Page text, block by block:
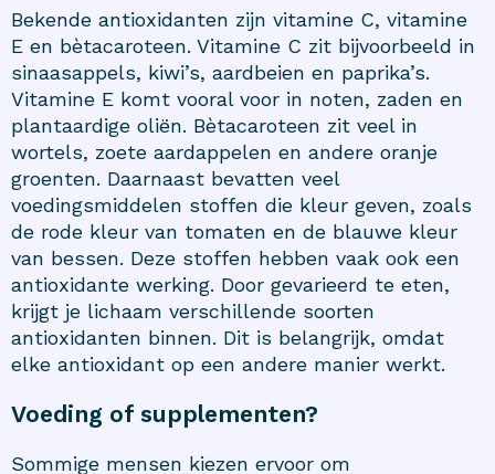
Bekende antioxidanten zijn vitamine C, vitamine
E en bètacaroteen. Vitamine C zit bijvoorbeeld in
sinaasappels, kiwi’s, aardbeien en paprika’s.
Vitamine E komt vooral voor in noten, zaden en
plantaardige oliën. Bètacaroteen zit veel in
wortels, zoete aardappelen en andere oranje
groenten. Daarnaast bevatten veel
voedingsmiddelen stoffen die kleur geven, zoals
de rode kleur van tomaten en de blauwe kleur
van bessen. Deze stoffen hebben vaak ook een
antioxidante werking. Door gevarieerd te eten,
krijgt je lichaam verschillende soorten
antioxidanten binnen. Dit is belangrijk, omdat
elke antioxidant op een andere manier werkt.
Voeding of supplementen?
Sommige mensen kiezen ervoor om